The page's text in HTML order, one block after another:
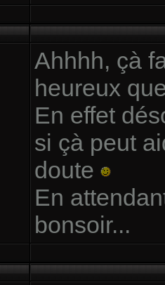
Ahhhh, çà
heureux
En effet
si çà peut
doute
En
bonsoir...